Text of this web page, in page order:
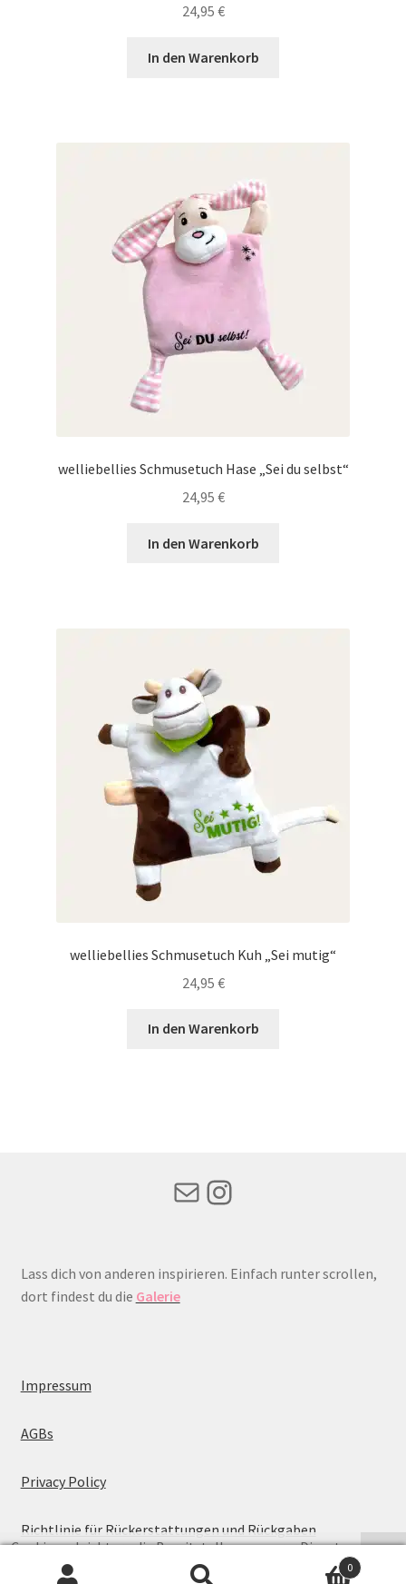
24,95 €
In den Warenkorb
welliebellies Schmusetuch Hase „Sei du selbst“
24,95 €
In den Warenkorb
welliebellies Schmusetuch Kuh „Sei mutig“
24,95 €
In den Warenkorb
MailInstagram
Lass dich von anderen inspirieren. Einfach runter scrollen,
dort findest du die Galerie
Impressum
AGBs
Privacy Policy
Richtlinie für Rückerstattungen und Rückgaben
0
Cookies erleichtern die Bereitstellung unserer Dienste.
Mit der Nutzung unserer Dienste erklären Sie sich damit